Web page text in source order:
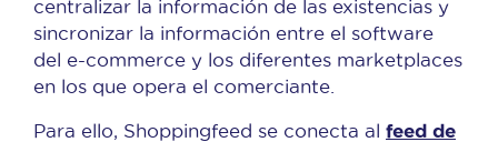
centralizar la información de las existencias y
sincronizar la información entre el software
del e-commerce y los diferentes marketplaces
en los que opera el comerciante.
Para ello, Shoppingfeed se conecta al feed de